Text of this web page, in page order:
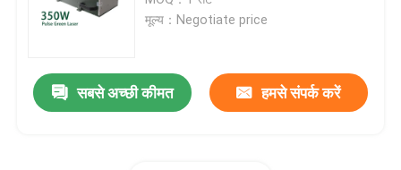
QCW फाइबर लेजर
मूल्य：Negotiate price
सबसे अच्छी कीमत हमसे संपर्क करें